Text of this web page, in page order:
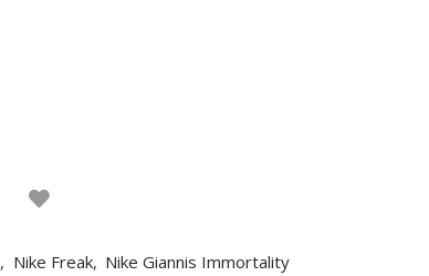
, Nike Freak, Nike Giannis Immortality